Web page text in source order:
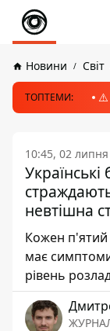
Новини Світ
ТОПТЕМИ: ⚠️
10:45, 02 липня
Українські
невтішна
Кожен п'ятий
має
рівень